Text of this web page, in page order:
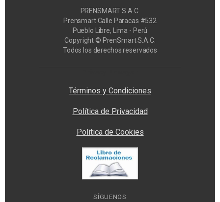
PRENSMART S.A.C.
Prensmart Calle Paracas #532
Pueblo Libre, Lima - Perú
Copyright © PrenSmart S.A.C.
Todos los derechos reservados
Términos y Condiciones
Política de Privacidad
Politica de Cookies
SÍGUENOS